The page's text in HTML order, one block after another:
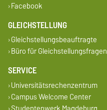
Facebook
GLEICHSTELLUNG
Gleichstellungsbeauftragte
Büro für Gleichstellungsfragen
SERVICE
Universitätsrechenzentrum
Campus Welcome Center